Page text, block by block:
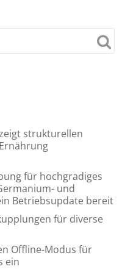
strukturellen
für hochgradiges
und
Betriebsupdate bereit
für diverse
Offline-Modus für
ein